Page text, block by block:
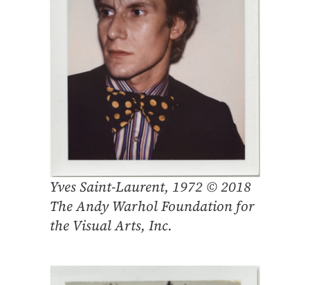
Yves Saint-Laurent, 1972 © 2018
The Andy Warhol Foundation for
the Visual Arts, Inc.